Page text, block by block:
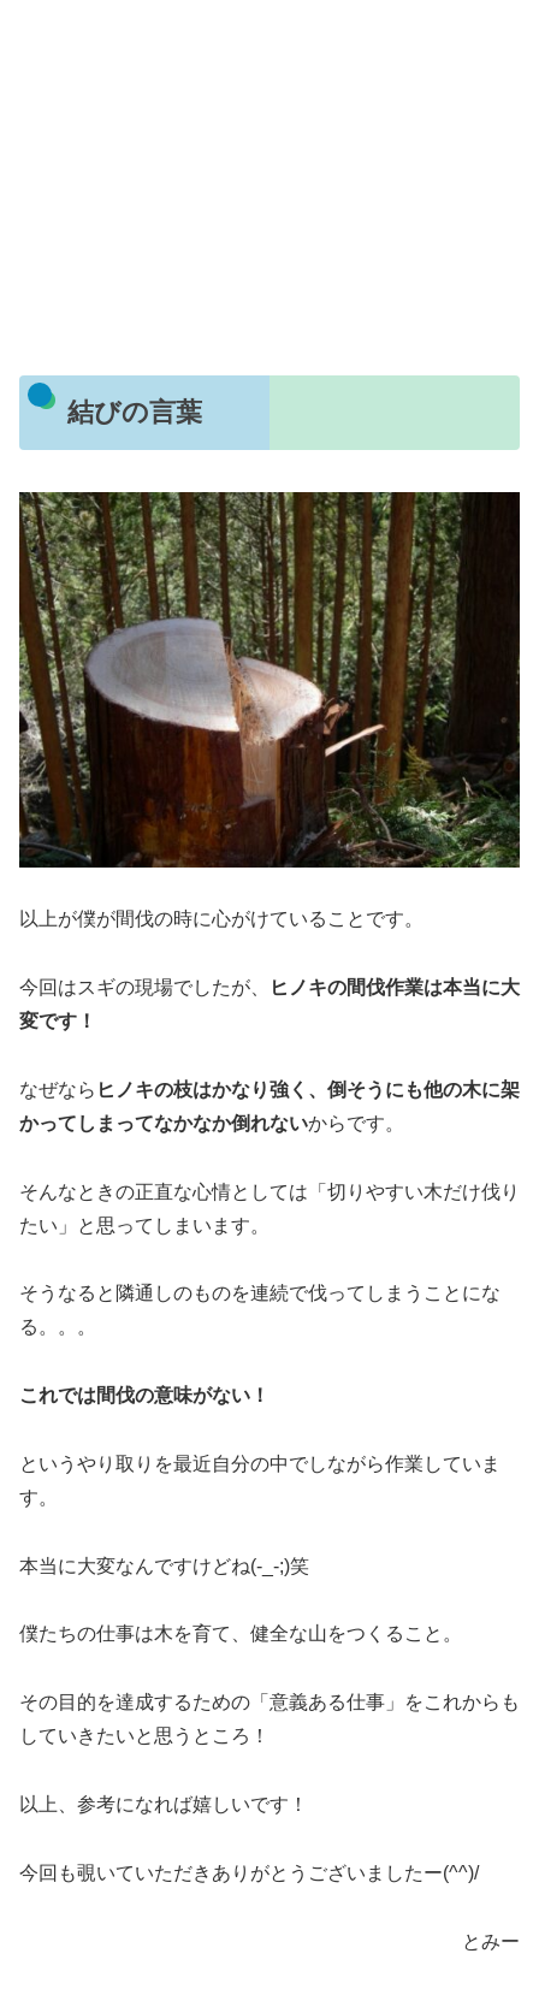
結びの言葉
以上が僕が間伐の時に心がけていることです。
今回はスギの現場でしたが、
ヒノキの間伐作業は本当に大
変です！
なぜなら ヒノキの枝はかなり強く、倒そうにも他の木に架
かってしまってなかなか倒れないからです。
そんなときの正直な心情としては「切りやすい木だけ伐り
たい」と思ってしまいます。
そうなると隣通しのものを連続で伐ってしまうことにな
る。。。
これでは間伐の意味がない！
というやり取りを最近自分の中でしながら作業していま
す。
本当に大変なんですけどね(-_-;)笑
僕たちの仕事は木を育て、健全な山をつくること。
その目的を達成するための「意義ある仕事」をこれからも
していきたいと思うところ！
以上、参考になれば嬉しいです！
今回も覗いていただきありがとうございましたー(^^)/
とみー